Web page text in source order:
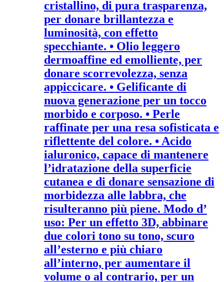
cristallino, di pura trasparenza,
per donare brillantezza e
luminosità, con effetto
specchiante. • Olio leggero
dermoaffine ed emolliente, per
donare scorrevolezza, senza
appiccicare. • Gelificante di
nuova generazione per un tocco
morbido e corposo. • Perle
raffinate per una resa sofisticata e
riflettente del colore. • Acido
ialuronico, capace di mantenere
l’idratazione della superficie
cutanea e di donare sensazione di
morbidezza alle labbra, che
risulteranno più piene. Modo d’
uso: Per un effetto 3D, abbinare
due colori tono su tono, scuro
all’esterno e più chiaro
all’interno, per aumentare il
volume o al contrario, per un